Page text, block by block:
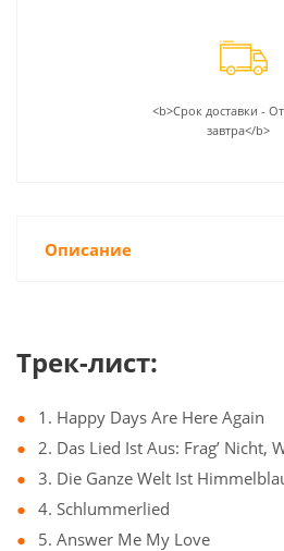
<b>Срок доставки -
завтра</b>
Описание
Трек-лист:
1. Happy Days Are Here Again
2. Das Lied Ist Aus: Frag’ Nicht,
3. Die Ganze Welt Ist
4. Schlummerlied
5. Answer Me My Love